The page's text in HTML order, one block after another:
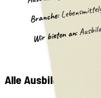
Branche:
Wir bieten an:
Alle